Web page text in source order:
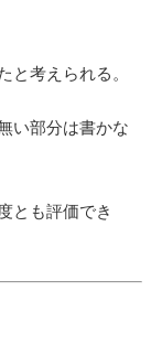
と考えられる。
い部分は書かな
とも評価でき